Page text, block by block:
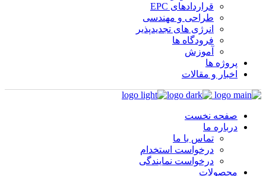
قراردادهای EPC
طراحی و مهندسی
انرژی های تجدیدپذیر
فرودگاه ها
آموزش
پروژه ها
اخبار و مقالات
صفحه نخست
درباره ما
تماس با ما
درخواست استخدام
درخواست نمایندگی
محصولات